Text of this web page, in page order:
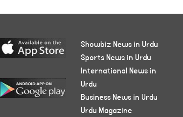
Showbiz News in Urdu
Sports News in Urdu
International News in
Urdu
Business News in Urdu
Urdu Magazine